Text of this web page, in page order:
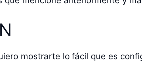
mostrarte lo fácil que es